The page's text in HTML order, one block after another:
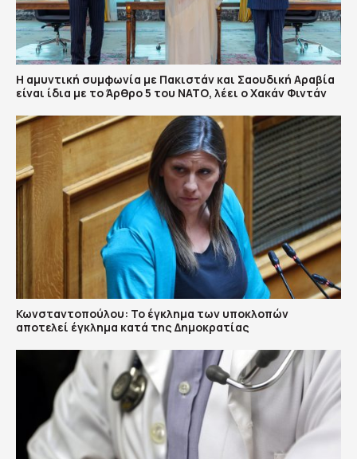
Η αμυντική συμφωνία με Πακιστάν και Σαουδική Αραβία
είναι ίδια με το Άρθρο 5 του ΝΑΤΟ, λέει ο Χακάν Φιντάν
Κωνσταντοπούλου: Το έγκλημα των υποκλοπών
αποτελεί έγκλημα κατά της Δημοκρατίας